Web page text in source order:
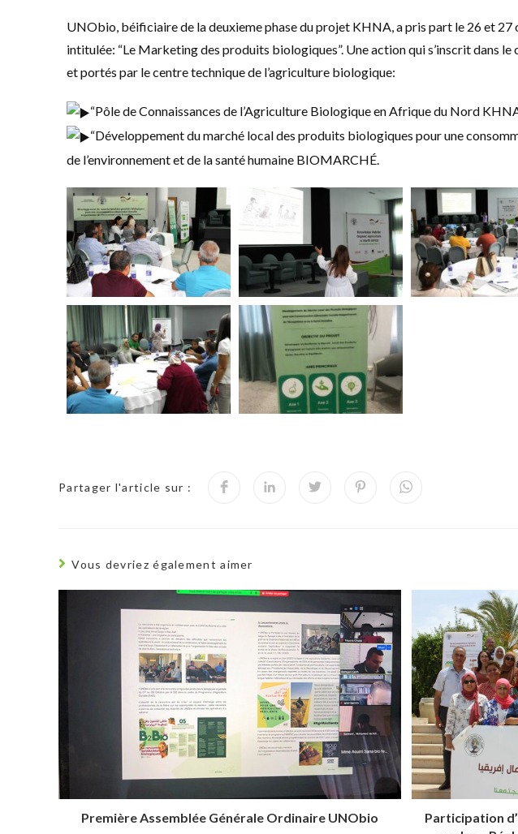
UNObio, béificiaire de la deuxieme phase du projet KHNA, a pris part le 26 et
intitulée: “Le Marketing des produits biologiques”. Une action qui s’inscrit dans
et portés par le centre technique de l’agriculture biologique:
“Pôle de Connaissances de l’Agriculture Biologique en Afrique du Nord
“Développement du marché local des produits biologiques pour une
de l’environnement et de la santé humaine BIOMARCHÉ.
Partager l'article sur :
Vous devriez également aimer
Première Assemblée Générale Ordinaire UNObio
Participation